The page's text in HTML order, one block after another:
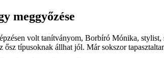
meggyőzése
volt tanítványom, Borbíró Mónika,
ősz típusoknak állhat jól. Már sokszor